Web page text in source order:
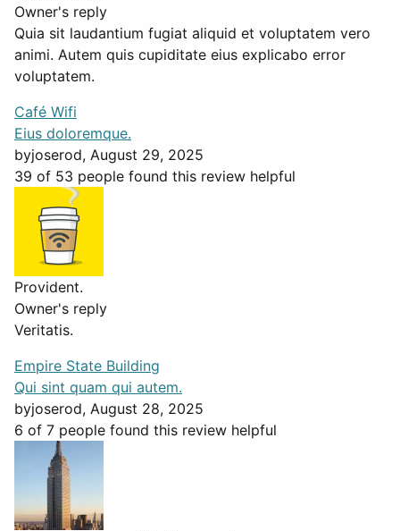
Owner's reply
Quia sit laudantium fugiat aliquid et voluptatem vero
animi. Autem quis cupiditate eius explicabo error
voluptatem.
Café Wifi
Eius doloremque.
byjoserod, August 29, 2025
39 of 53 people found this review helpful
Provident.
Owner's reply
Veritatis.
Empire State Building
Qui sint quam qui autem.
byjoserod, August 28, 2025
6 of 7 people found this review helpful